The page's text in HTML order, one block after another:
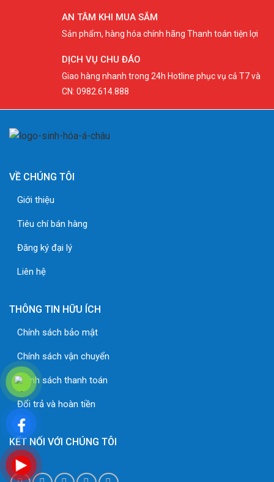
AN TÂM KHI MUA SẮM
Sản phẩm, hàng hóa chính hãng Thanh toán tiện lợi
DỊCH VỤ CHU ĐÁO
Giao hàng nhanh trong 24h Hotline phục vụ cả T7 và
CN: 0982.614.888
VỀ CHÚNG TÔI
Giới thiệu
Tiêu chí bán hàng
Đăng ký đại lý
Liên hệ
THÔNG TIN HỮU ÍCH
Chính sách bảo mật
Chính sách vận chuyển
Chính sách thanh toán
Đổi trả và hoàn tiền
KẾT NỐI VỚI CHÚNG TÔI